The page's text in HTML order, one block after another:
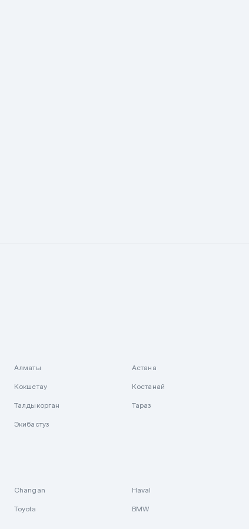
Алматы Астана
Кокшетау Костанай
Талдыкорган Тараз
Экибастуз
Changan Haval
Toyota BMW